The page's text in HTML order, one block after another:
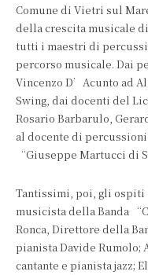
Comune di Vietri sul
della crescita musicale
tutti i maestri di
percorso musicale. Dai
Vincenzo D’Acunto ad
Swing, dai docenti del
Rosario Barbarulo,
al docente di
“Giuseppe Martucci di
Tantissimi, poi, gli ospiti
musicista della Banda
Ronca, Direttore della
pianista Davide Rumolo;
cantante e pianista jazz;